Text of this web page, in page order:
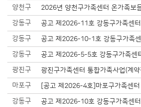
양천구
2026년 양천구가족센터 온가족보
강동구
공고 제2026-11호 강동구가족센
강동구
공고 제2026-10-1호 강동구가족
강동구
공고 제2026-5-5호 강동구가족센
광진구
광진구가족센터 통합가족사업(계
마포구
[공고 제2026-4호]마포구가족센
강동구
공고 제2026-10호 강동구가족센